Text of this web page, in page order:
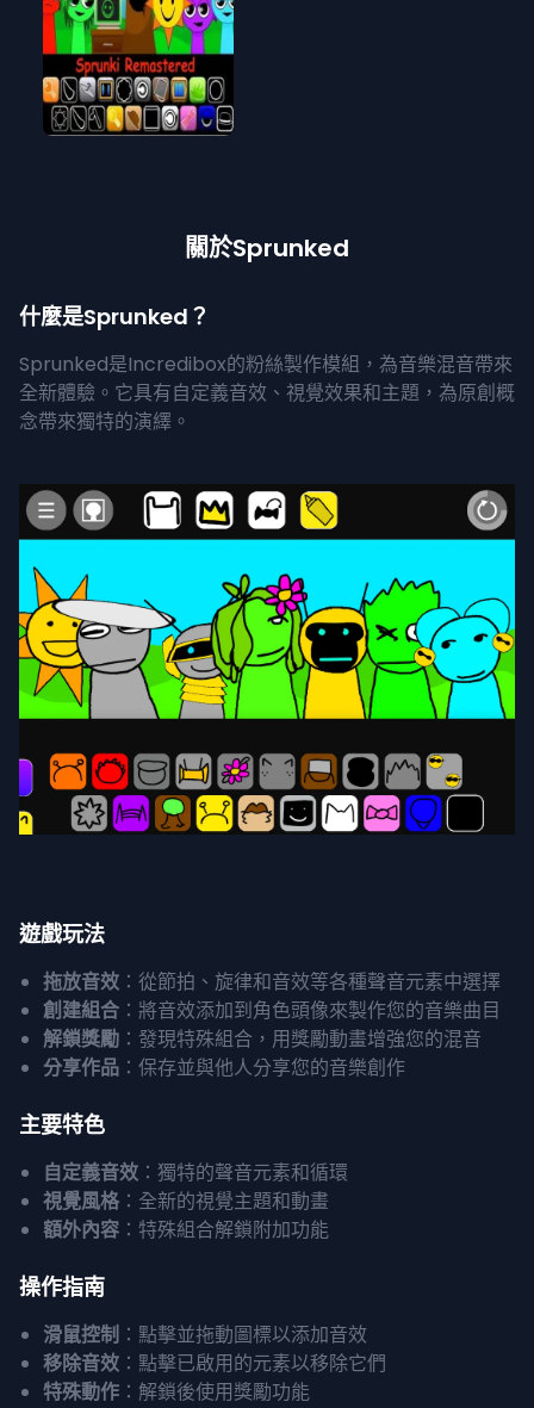
關於Sprunked
什麼是Sprunked？
Sprunked是Incredibox的粉絲製作模組，為音樂混音帶來
全新體驗。它具有自定義音效、視覺效果和主題，為原創概
念帶來獨特的演繹。
遊戲玩法
拖放音效 ：從節拍、旋律和音效等各種聲音元素中選擇
創建組合 ：將音效添加到角色頭像來製作您的音樂曲目
解鎖獎勵 ：發現特殊組合，用獎勵動畫增強您的混音
分享作品 ：保存並與他人分享您的音樂創作
主要特色
自定義音效 ：獨特的聲音元素和循環
視覺風格 ：全新的視覺主題和動畫
額外內容 ：特殊組合解鎖附加功能
操作指南
滑鼠控制 ：點擊並拖動圖標以添加音效
移除音效 ：點擊已啟用的元素以移除它們
特殊動作 ：解鎖後使用獎勵功能